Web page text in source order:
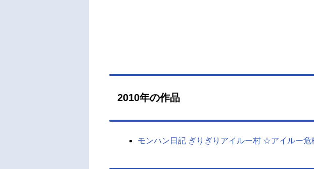
2010年の作品
モンハン日記 ぎりぎりアイルー村 ☆アイルー